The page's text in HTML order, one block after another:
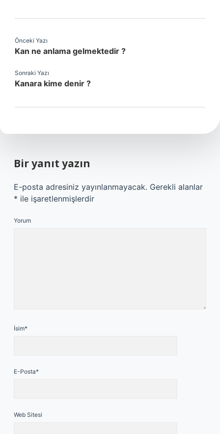
Önceki Yazı
Kan ne anlama gelmektedir ?
Sonraki Yazı
Kanara kime denir ?
Bir yanıt yazın
E-posta adresiniz yayınlanmayacak. Gerekli alanlar
* ile işaretlenmişlerdir
Yorum
İsim*
E-Posta*
Web Sitesi